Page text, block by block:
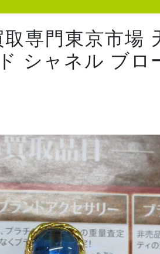
専門東京市場
シャネル ブロ